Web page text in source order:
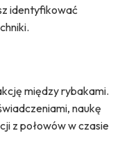
identyfikować
między rybakami.
naukę
z połowów w czasie